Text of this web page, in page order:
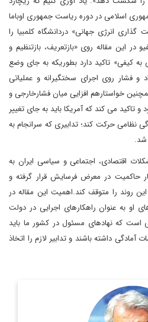
اسلامی در دوره ریاست جمهوری اوباما
انرژی جهانی» دردانشگاه کلمبیا را
در این مقاله روی «بازتعریف، بازتنظیم و
کیفی» تاکید دارد بطوریکه به جای وضع
و فشار روی اجرای سختگیرانه و عملیاتی
خواستارهم افزایی میان فشارخارجی و
می کند که آمریکا باید به جای تغییر
نظامی حرکت کند؛ تدابیری که سرانجام به
شد.
اقتصادی، اجتماعی و سیاسی ایران به
حاکمیت در معرض فرسایش قرار گرفته و
این روند را متوقف کند.اهمیت این مقاله در
به عنوان راهکارهای اجرایی در دولت
است که نهادهای مسئول در کشور ما باید
آمادگی داشته باشند و تدابیر لازم را اتخاذ
خاورمیانه و جهان عرب